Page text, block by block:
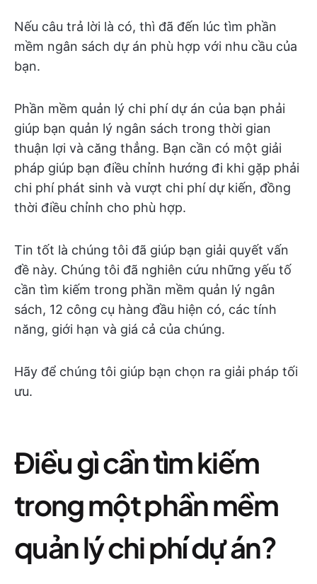
Nếu câu trả lời là có, thì đã đến lúc tìm phần
mềm ngân sách dự án phù hợp với nhu cầu của
bạn.
Phần mềm quản lý chi phí dự án của bạn phải
giúp bạn quản lý ngân sách trong thời gian
thuận lợi và căng thẳng. Bạn cần có một giải
pháp giúp bạn điều chỉnh hướng đi khi gặp phải
chi phí phát sinh và vượt chi phí dự kiến, đồng
thời điều chỉnh cho phù hợp.
Tin tốt là chúng tôi đã giúp bạn giải quyết vấn
đề này. Chúng tôi đã nghiên cứu những yếu tố
cần tìm kiếm trong phần mềm quản lý ngân
sách, 12 công cụ hàng đầu hiện có, các tính
năng, giới hạn và giá cả của chúng.
Hãy để chúng tôi giúp bạn chọn ra giải pháp tối
ưu.
Điều gì cần tìm kiếm
trong một phần mềm
quản lý chi phí dự án?